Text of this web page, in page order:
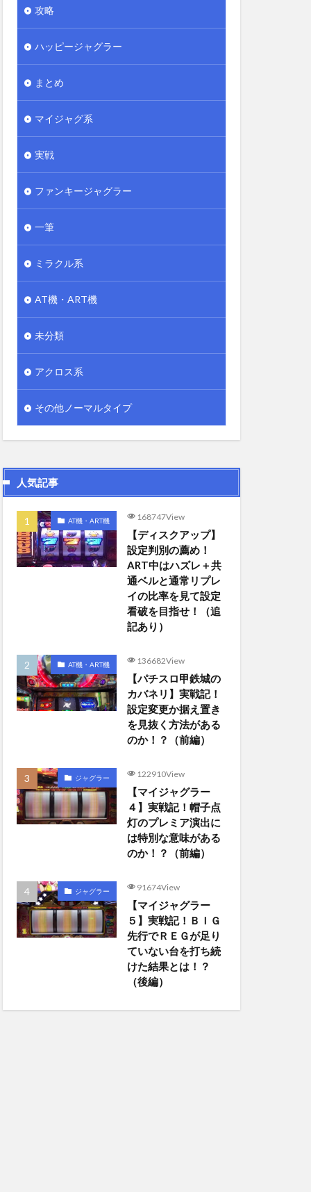
攻略
ハッピージャグラー
まとめ
マイジャグ系
実戦
ファンキージャグラー
一筆
ミラクル系
AT機・ART機
未分類
アクロス系
その他ノーマルタイプ
人気記事
AT機・ART機 168747View
【ディスクアップ】
設定判別の薦め！
ART中はハズレ＋共
通ベルと通常リプレ
イの比率を見て設定
看破を目指せ！（追
記あり）
AT機・ART機 136682View
【パチスロ甲鉄城の
カバネリ】実戦記！
設定変更か据え置き
を見抜く方法がある
のか！？（前編）
ジャグラー 122910View
【マイジャグラー
４】実戦記！帽子点
灯のプレミア演出に
は特別な意味がある
のか！？（前編）
ジャグラー 91674View
【マイジャグラー
５】実戦記！ＢＩＧ
先行でＲＥＧが足り
ていない台を打ち続
けた結果とは！？
（後編）